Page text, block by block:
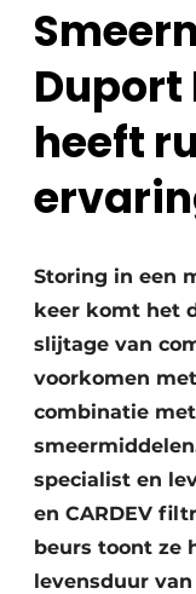
Duurzaamheid
Kopen/Huren/
Sloop &
Machines &
Duport
heeft
Storing in een
keer komt het
slijtage van
voorkomen
combinatie
specialist en
en CARDEV
beurs toont ze
levensduur